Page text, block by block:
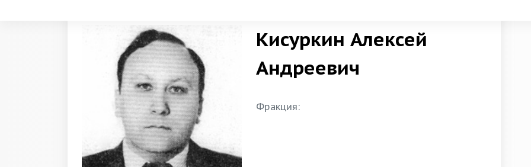
Кисуркин Алексей
Андреевич
Фракция: